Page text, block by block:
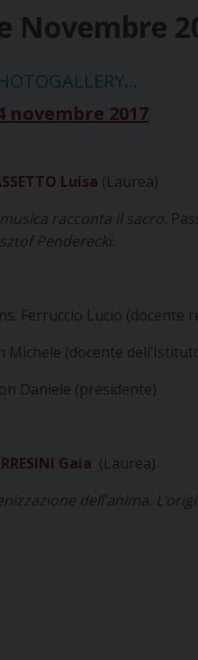
Novembre
novembre 2017
Luisa (Laurea)
racconta il sacro.
Penderecki.
Ferruccio Lucio (docente
Michele (docente
Daniele (presidente)
Gaia (Laurea)
dell’anima.